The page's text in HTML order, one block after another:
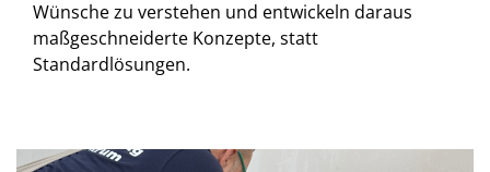
Wünsche zu verstehen und entwickeln daraus
maßgeschneiderte Konzepte, statt
Standardlösungen.